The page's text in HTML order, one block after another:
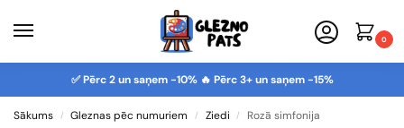
0
✅ Pērc 2 un saņem -10% 🔥 Pērc 3+ un saņem -15%
Sākums / Gleznas pēc numuriem / Ziedi / Rozā simfonija